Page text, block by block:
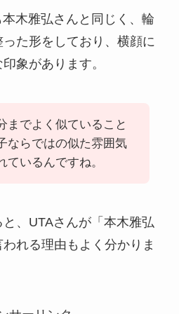
木雅弘さんと同じく、輪
た形をしており、横顔に
象があります。
までよく似ていること
ならではの似た雰囲気
ているんですね。
、UTAさんが「本木雅弘
れる理由もよく分かりま